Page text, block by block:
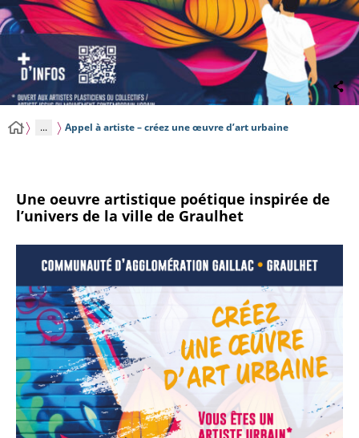
... Appel à artiste – créez une œuvre d’art urbaine
Une oeuvre artistique poétique inspirée de
l’univers de la ville de Graulhet